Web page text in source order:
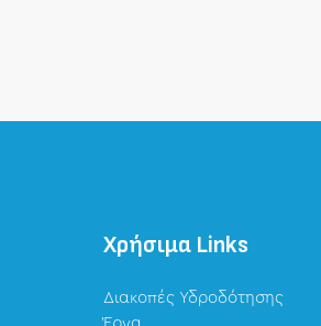
Χρήσιμα Links
Διακοπές Υδροδότησης